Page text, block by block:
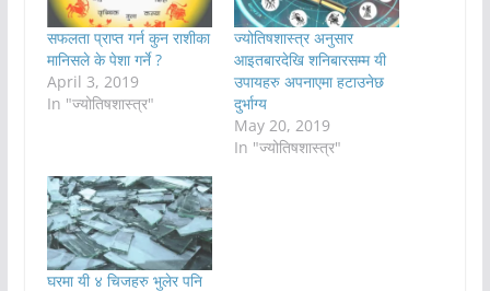
सफलता प्राप्त गर्न कुन राशीका
मानिसले के पेशा गर्ने ?
April 3, 2019
In "ज्योतिषशास्त्र"
ज्योतिषशास्त्र अनुसार
आइतबारदेखि शनिबारसम्म यी
उपायहरु अपनाएमा हटाउनेछ
दुर्भाग्य
May 20, 2019
In "ज्योतिषशास्त्र"
घरमा यी ४ चिजहरु भुलेर पनि